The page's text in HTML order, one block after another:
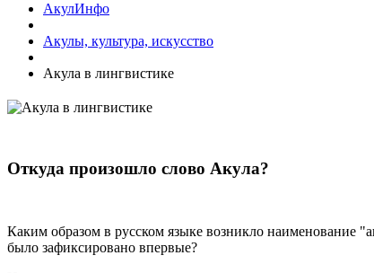
АкулИнфо
Акулы, культура, искусство
Акула в лингвистике
Откуда произошло слово Акула?
Каким образом в русском языке возникло наименование
было зафиксировано впервые?